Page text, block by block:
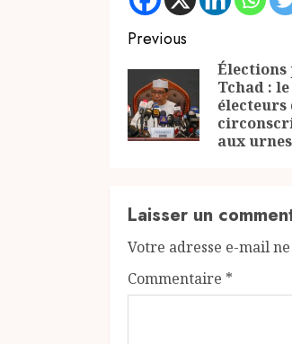
Continue
Reading
Previous
Tchad :
électeurs
aux urnes
Laisser un
Votre adresse e-mail
Commentaire *